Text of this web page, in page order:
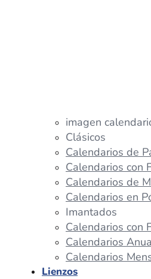
imagen
Clásicos
Calendarios de
Calendarios con
Calendarios de
Calendarios en
Imantados
Calendarios con
Calendarios
Calendarios
Lienzos